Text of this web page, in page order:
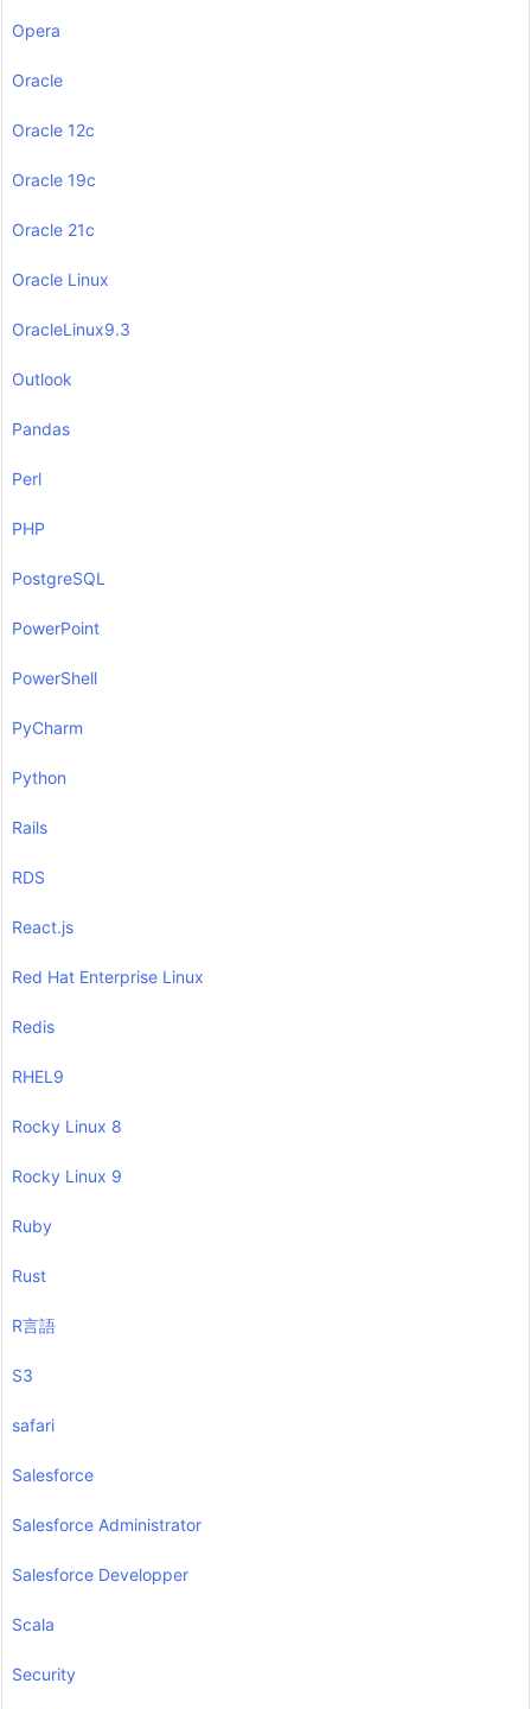
Opera
Oracle
Oracle 12c
Oracle 19c
Oracle 21c
Oracle Linux
OracleLinux9.3
Outlook
Pandas
Perl
PHP
PostgreSQL
PowerPoint
PowerShell
PyCharm
Python
Rails
RDS
React.js
Red Hat Enterprise Linux
Redis
RHEL9
Rocky Linux 8
Rocky Linux 9
Ruby
Rust
R言語
S3
safari
Salesforce
Salesforce Administrator
Salesforce Developper
Scala
Security